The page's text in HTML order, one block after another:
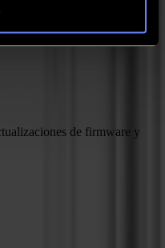
de firmware y